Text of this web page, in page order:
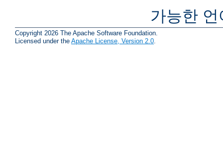
가능한
Copyright 2026 The Apache Software Foundation.
Licensed under the Apache License, Version 2.0